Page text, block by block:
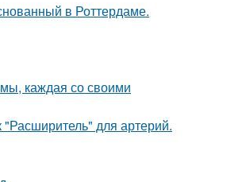
в Роттердаме.
каждая со своими
для артерий.